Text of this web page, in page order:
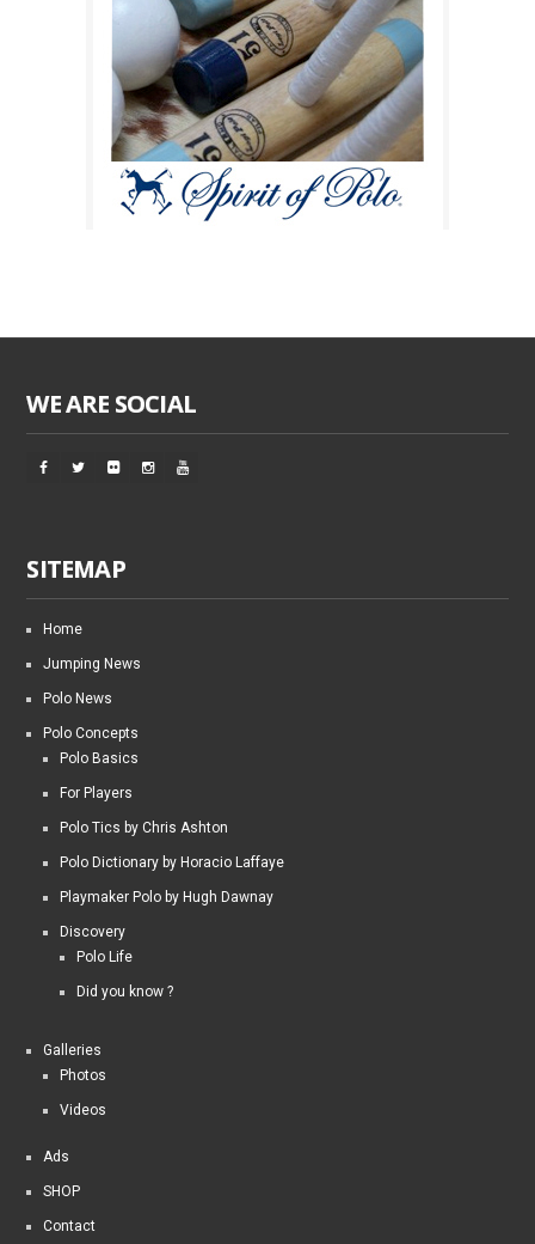
WE ARE SOCIAL
SITEMAP
Home
Jumping News
Polo News
Polo Concepts
Polo Basics
For Players
Polo Tics by Chris Ashton
Polo Dictionary by Horacio Laffaye
Playmaker Polo by Hugh Dawnay
Discovery
Polo Life
Did you know ?
Galleries
Photos
Videos
Ads
SHOP
Contact